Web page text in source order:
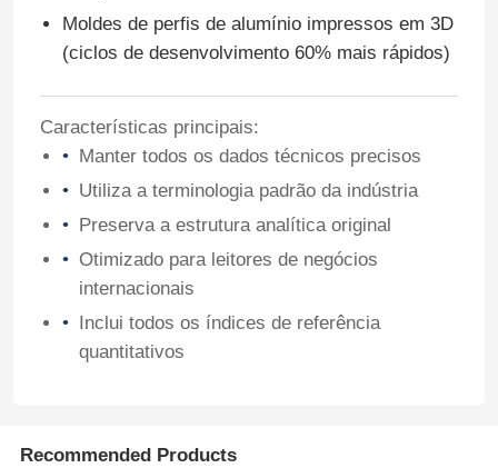
Lar
Produtos
Sobre Nós
Visita à Fábrica
Notícias
Moldes de perfis de alumínio impressos em 3D
(ciclos de desenvolvimento 60% mais rápidos)
Características principais:
Manter todos os dados técnicos precisos
Utiliza a terminologia padrão da indústria
Preserva a estrutura analítica original
Otimizado para leitores de negócios
internacionais
Inclui todos os índices de referência
quantitativos
Recommended Products